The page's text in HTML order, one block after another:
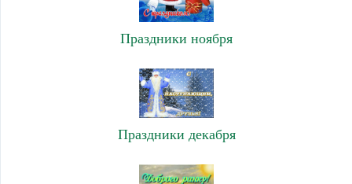
Праздники ноября
Праздники декабря